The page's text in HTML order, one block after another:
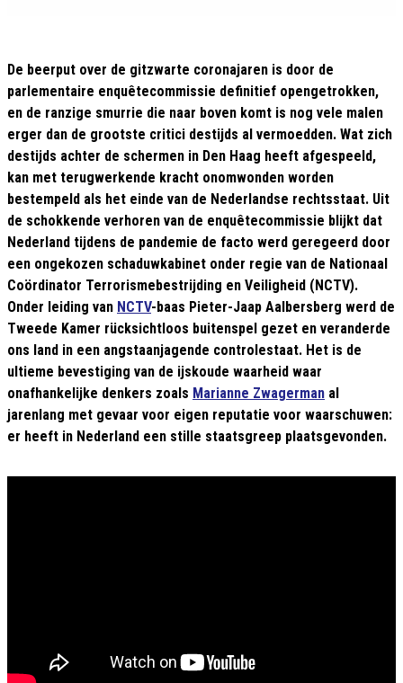
De beerput over de gitzwarte coronajaren is door de
parlementaire enquêtecommissie definitief opengetrokken,
en de ranzige smurrie die naar boven komt is nog vele malen
erger dan de grootste critici destijds al vermoedden. Wat zich
destijds achter de schermen in Den Haag heeft afgespeeld,
kan met terugwerkende kracht onomwonden worden
bestempeld als het einde van de Nederlandse rechtsstaat. Uit
de schokkende verhoren van de enquêtecommissie blijkt dat
Nederland tijdens de pandemie de facto werd geregeerd door
een ongekozen schaduwkabinet onder regie van de Nationaal
Coördinator Terrorismebestrijding en Veiligheid (NCTV).
Onder leiding van NCTV-baas Pieter-Jaap Aalbersberg werd de
Tweede Kamer rücksichtloos buitenspel gezet en veranderde
ons land in een angstaanjagende controlestaat. Het is de
ultieme bevestiging van de ijskoude waarheid waar
onafhankelijke denkers zoals Marianne Zwagerman al
jarenlang met gevaar voor eigen reputatie voor waarschuwen:
er heeft in Nederland een stille staatsgreep plaatsgevonden.